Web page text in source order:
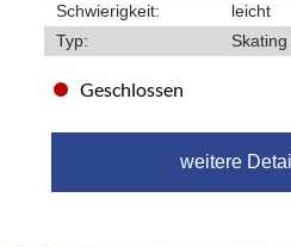
Schwierigkeit:
leicht
Typ:
Geschlossen
weitere